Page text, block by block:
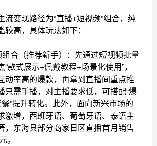
流变现路径为“直播+短视频”组合，纯
高，具体玩法如下：
合（推荐新手）：先通过短视频批量
款式展示+佩戴教程+场景化使用”，
动率高的爆款，再拿到直播间重点推
只需手播，对主播要求低，可搭配“爆
”提升转化。此外，面向新兴市场的
激增，西班牙语、葡萄牙语、泰语主
，东海县部分商家日区直播首月销售
。